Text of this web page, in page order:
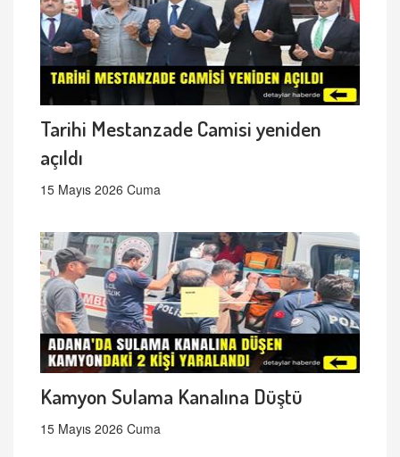
Tarihi Mestanzade Camisi yeniden
açıldı
15 Mayıs 2026 Cuma
Kamyon Sulama Kanalına Düştü
15 Mayıs 2026 Cuma